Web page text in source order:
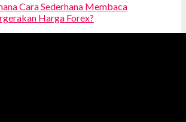
Cara Sederhana Membaca
Harga Forex?